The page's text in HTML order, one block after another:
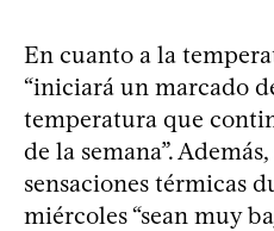
En cuanto a la
“iniciará un marcado
temperatura que
de la semana”.
sensaciones térmicas
miércoles “sean muy